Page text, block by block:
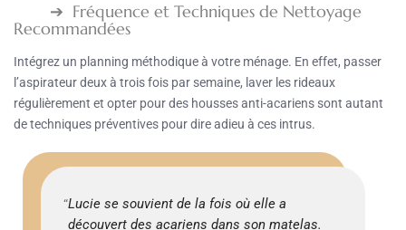
Fréquence et Techniques de Nettoyage
Recommandées
Intégrez un planning méthodique à votre ménage. En effet, passer
l’aspirateur deux à trois fois par semaine, laver les rideaux
régulièrement et opter pour des housses anti-acariens sont autant
de techniques préventives pour dire adieu à ces intrus.
Lucie se souvient de la fois où elle a
découvert des acariens dans son matelas.